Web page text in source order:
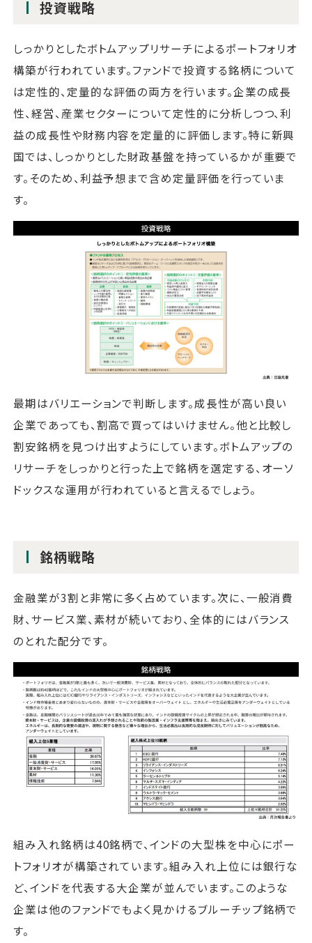
投資戦略
しっかりとしたボトムアップリサーチによるポートフォリオ
構築が行われています。ファンドで投資する銘柄について
は定性的、定量的な評価の両方を行います。企業の成長
性、経営、産業セクターについて定性的に分析しつつ、利
益の成長性や財務内容を定量的に評価します。特に新興
国では、しっかりとした財政基盤を持っているかが重要で
す。そのため、利益予想まで含め定量評価を行っていま
す。
最期はバリエーションで判断します。成長性が高い良い
企業であっても、割高で買ってはいけません。他と比較し
割安銘柄を見つけ出すようにしています。ボトムアップの
リサーチをしっかりと行った上で銘柄を選定する、オーソ
ドックスな運用が行われていると言えるでしょう。
銘柄戦略
金融業が3割と非常に多く占めています。次に、一般消費
財、サービス業、素材が続いており、全体的にはバランス
のとれた配分です。
組み入れ銘柄は40銘柄で、インドの大型株を中心にポー
トフォリオが構築されています。組み入れ上位には銀行な
ど、インドを代表する大企業が並んでいます。このような
企業は他のファンドでもよく見かけるブルーチップ銘柄で
す。